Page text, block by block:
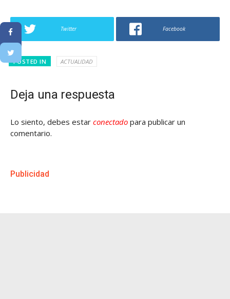
Twitter Facebook
POSTED IN ACTUALIDAD
Deja una respuesta
Lo siento, debes estar conectado para publicar un
comentario.
Publicidad